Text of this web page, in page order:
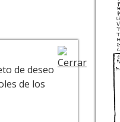
de deseo
de los